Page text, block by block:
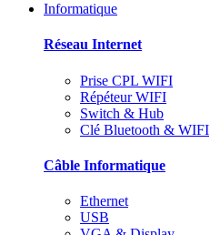
Informatique
Réseau Internet
Prise CPL WIFI
Répéteur WIFI
Switch & Hub
Clé Bluetooth & WIFI
Câble Informatique
Ethernet
USB